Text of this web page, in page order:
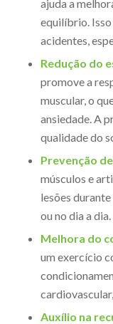
ajuda a
equilíbrio.
acidentes,
Redução do
promove a
muscular, o
ansiedade. A
qualidade do
Prevenção
músculos e
lesões
ou no dia a dia.
Melhora do
um exercício
Auxílio na